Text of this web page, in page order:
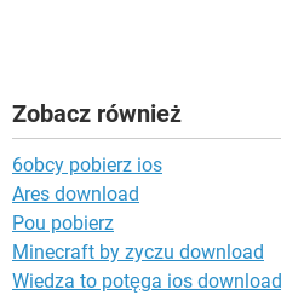
Zobacz również
6obcy pobierz ios
Ares download
Pou pobierz
Minecraft by zyczu download
Wiedza to potęga ios download